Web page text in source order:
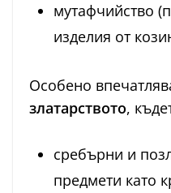
мутафчийство
изделия от
Особено
златарството,
сребърни и
предмети като